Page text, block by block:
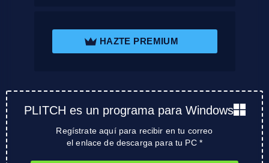
HAZTE PREMIUM
PLITCH es un programa para Windows
Regístrate aquí para recibir en tu correo
el enlace de descarga para tu PC *